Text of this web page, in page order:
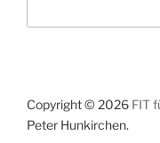
Copyright © 2026 FIT
Peter Hunkirchen.